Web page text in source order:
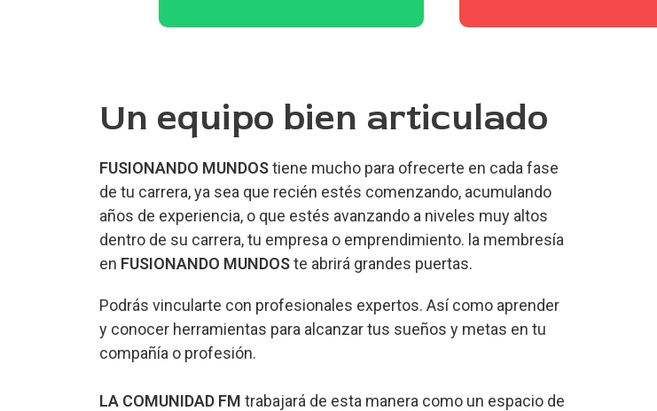
Un equipo bien articulado
FUSIONANDO MUNDOStiene mucho para ofrecerte en cada fase
de tu carrera, ya sea que recién estés comenzando, acumulando
años de experiencia, o que estés avanzando a niveles muy altos
dentro de su carrera, tu empresa o emprendimiento. la membresía
en FUSIONANDO MUNDOSte abrirá grandes puertas.
Podrás vincularte con profesionales expertos. Así como aprender
y conocer herramientas para alcanzar tus sueños y metas en tu
compañía o profesión.
LA COMUNIDAD FM trabajará de esta manera como un espacio de